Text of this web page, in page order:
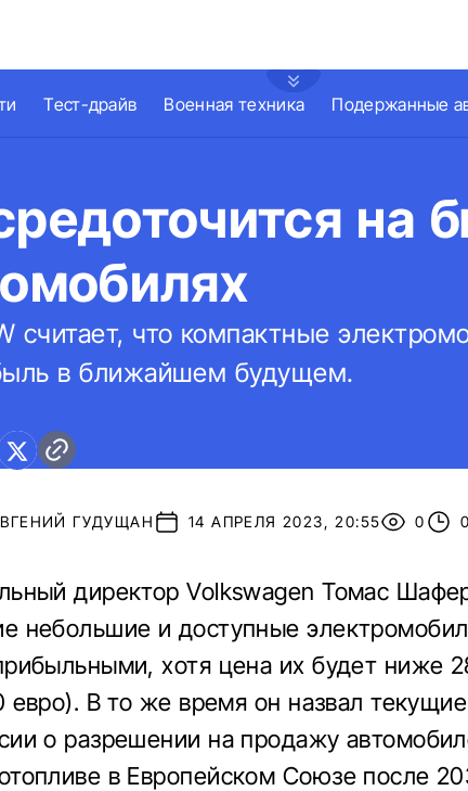
Тест-драйв Военная техника Подержанные
на
считает, что компактные
в ближайшем будущем.
ГУДУЩАН 14 АПРЕЛЯ 2023, 20:55 0
директор Volkswagen Томас
небольшие и доступные
хотя цена их будет ниже
евро). В то же время он назвал
о разрешении на продажу
в Европейском Союзе после